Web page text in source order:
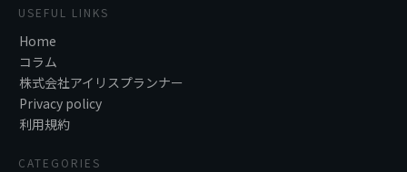
USEFUL LINKS
Home
コラム
株式会社アイリスプランナー
Privacy policy
利用規約
CATEGORIES